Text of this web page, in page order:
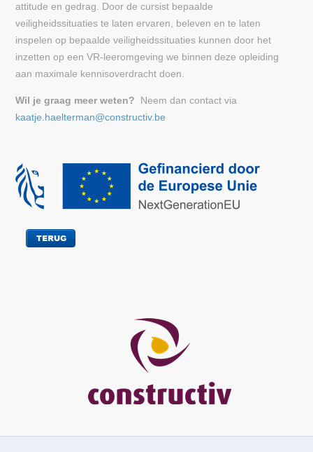
attitude en gedrag. Door de cursist bepaalde
veiligheidssituaties te laten ervaren, beleven en te laten
inspelen op bepaalde veiligheidssituaties kunnen door het
inzetten op een VR-leeromgeving we binnen deze opleiding
aan maximale kennisoverdracht doen.
Wil je graag meer weten? Neem dan contact via
kaatje.haelterman@constructiv.be